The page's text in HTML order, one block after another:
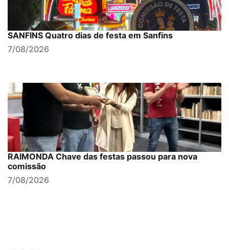
SANFINS Quatro dias de festa em Sanfins
7/08/2026
RAIMONDA Chave das festas passou para nova
comissão
7/08/2026